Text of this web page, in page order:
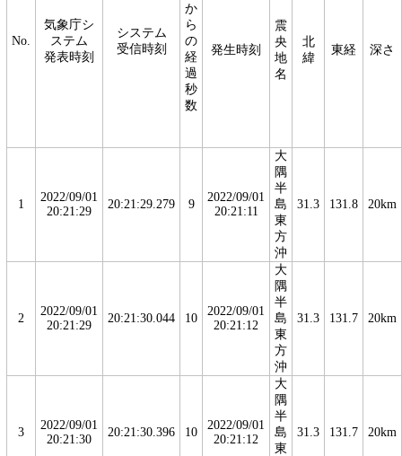
No.
気象庁シ
ステム
発表時刻
システム
受信時刻
か
ら
の
経
過
秒
数
発生時刻
震
央
地
名
北
緯
東経 深さ
1
2022/09/01
20:21:29
20:21:29.279 9
2022/09/01
20:21:11
大
隅
半
島
東
方
沖
31.3 131.8 20km
2
2022/09/01
20:21:29
20:21:30.044 10
2022/09/01
20:21:12
大
隅
半
島
東
方
沖
31.3 131.7 20km
3
2022/09/01
20:21:30
20:21:30.396 10
2022/09/01
20:21:12
大
隅
半
島
東
31.3 131.7 20km